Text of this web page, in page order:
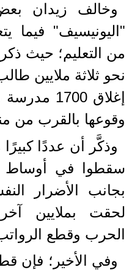
وخالف زيدان
"اليونيسيف" فيما
من التعليم؛ حيث
نحو ثلاثة ملايين
إغلاق
وقوعها بالقرب من
وذكَّر أن عددًا
سقطوا في أوساط
بجانب الأضرار
لحقت بملايين
الحرب وقطع
وفي الأخير؛ فإن